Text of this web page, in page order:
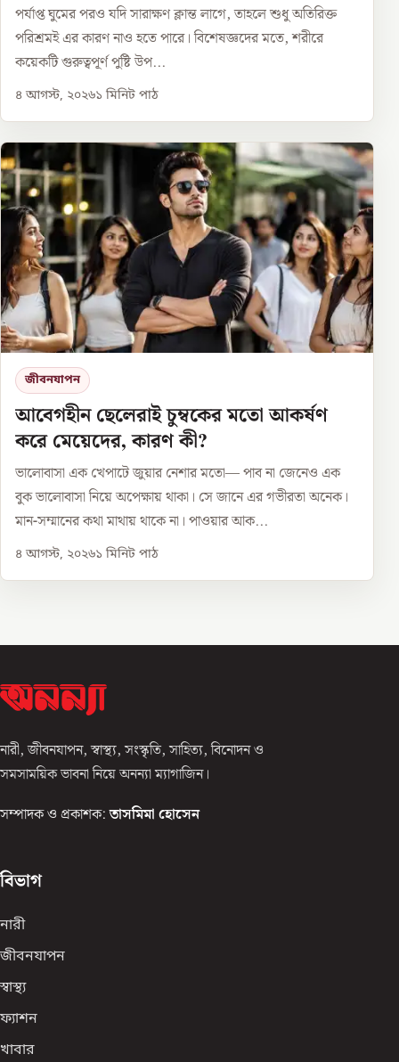
পর্যাপ্ত ঘুমের পরও যদি সারাক্ষণ ক্লান্ত লাগে, তাহলে শুধু অতিরিক্ত
পরিশ্রমই এর কারণ নাও হতে পারে। বিশেষজ্ঞদের মতে, শরীরে
কয়েকটি গুরুত্বপূর্ণ পুষ্টি উপ...
৪ আগস্ট, ২০২৬১ মিনিট পাঠ
জীবনযাপন
আবেগহীন ছেলেরাই চুম্বকের মতো আকর্ষণ
করে মেয়েদের, কারণ কী?
ভালোবাসা এক খেপাটে জুয়ার নেশার মতো— পাব না জেনেও এক
বুক ভালোবাসা নিয়ে অপেক্ষায় থাকা। সে জানে এর গভীরতা অনেক।
মান-সম্মানের কথা মাথায় থাকে না। পাওয়ার আক...
৪ আগস্ট, ২০২৬১ মিনিট পাঠ
নারী, জীবনযাপন, স্বাস্থ্য, সংস্কৃতি, সাহিত্য, বিনোদন ও
সমসাময়িক ভাবনা নিয়ে অনন্যা ম্যাগাজিন।
সম্পাদক ও প্রকাশক: তাসমিমা হোসেন
বিভাগ
নারী
জীবনযাপন
স্বাস্থ্য
ফ্যাশন
খাবার